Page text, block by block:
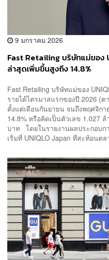
9 มกราคม 2026
Fast Retailing บริษัทแม่ของ
ล่าสุดเพิ่มขึ้นสูงถึง 14.8%
Fast Retailing บริษัทแม่ของ
รายได้ไตรมาสแรกของปี 2026 (
ตั้งแต่เดือนกันยายน จนถึงพฤศจิก
14.8% หรือคิดเป็นตัวเลข 1.027
บาท โดยในรายงานผลประกอบก
เริ่มที่ UNIQLO Japan ที่สะท้อนตล